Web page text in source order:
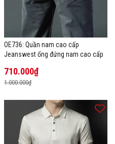
OE736: Quần nam cao cấp
Jeanswest ống đứng nam cao cấp
710.000₫
1.000.000₫